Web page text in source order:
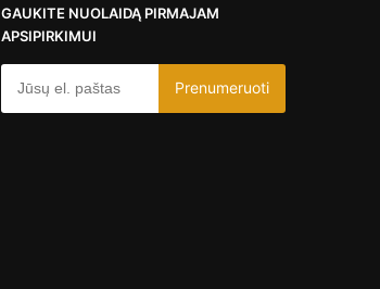
GAUKITE NUOLAIDĄ PIRMAJAM
APSIPIRKIMUI